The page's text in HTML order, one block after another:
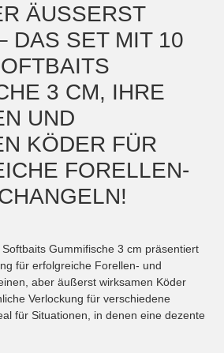
ÄUSSERST W
SET MIT 10 S
G
3 CM, IHRE K
UND E
KÖDER FÜR E
FORELLEN- U
Gummifische 3 cm präsentiert
für erfolgreiche Forellen- und
aber äußerst wirksamen Köder
Verlockung für verschiedene
für Situationen, in denen eine dezente